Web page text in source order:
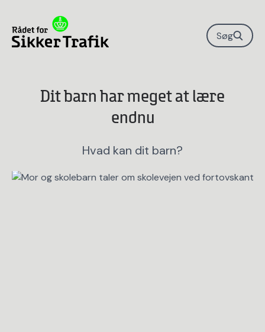
Søg
Dit barn har meget at lære
endnu
Hvad kan dit barn?